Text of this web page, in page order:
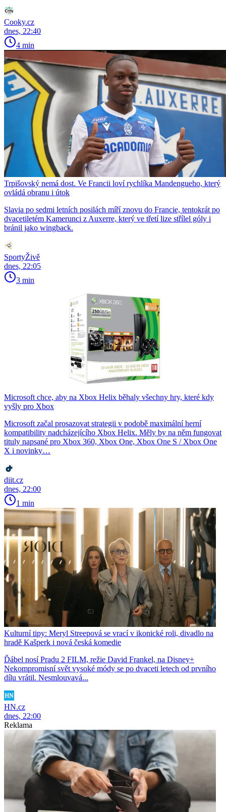
Cooky.cz
dnes, 22:40
4 min
Trpišovský nemá dost. Ve Francii loví rychlíka Mandengueho, který
ovládá obranu i útok
Slavia po sedmi letních posilách míří znovu do Francie, tentokrát po
dvacetiletém Kamerunci z Auxerre, který ve třetí lize střílel góly i
bránil jako wingback.
SportyŽivě
dnes, 22:05
3 min
Microsoft chce, aby na Xbox Helix běhaly všechny hry, které kdy
vyšly pro Xbox
Microsoft začal prosazovat strategii v podobě maximální herní
kompatibility nadcházejícího Xbox Helix. Měly by na něm fungovat
tituly napsané pro Xbox 360, Xbox One, Xbox One S / Xbox One
X i novinky…
diit.cz
dnes, 22:00
1 min
Kulturní tipy: Meryl Streepová se vrací v ikonické roli, divadlo na
hradě Kašperk i nová česká komedie
Ďábel nosí Pradu 2 FILM, režie David Frankel, na Disney+
Nekompromisní svět vysoké módy se po dvaceti letech od prvního
dílu vrátil. Nesmlouvavá...
HN.cz
dnes, 22:00
Reklama